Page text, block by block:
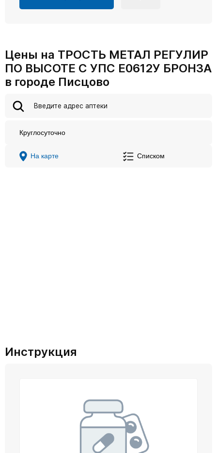
Цены на ТРОСТЬ МЕТАЛ РЕГУЛИР
ПО ВЫСОТЕ С УПС Е0612У БРОНЗА
в городе Писцово
Круглосуточно
На карте Списком
Инструкция